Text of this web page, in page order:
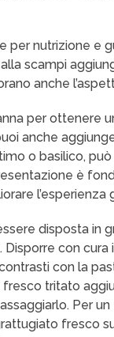
per nutrizione e
scampi
anche
per ottenere
anche
o basilico,
è
l’esperienza
disposta in
con
con la
tritato
Per
fresco